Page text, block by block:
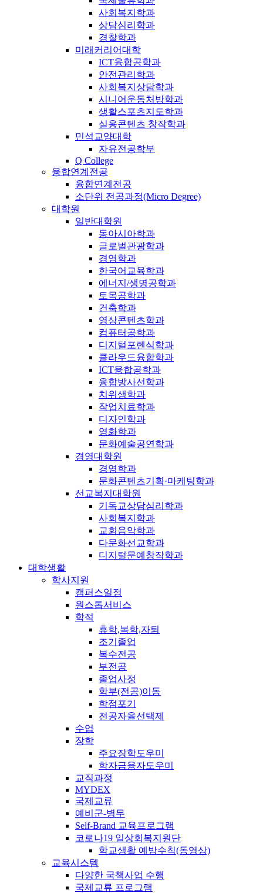
사회복지학과
상담심리학과
경찰학과
미래커리어대학
ICT융합공학과
안전관리학과
사회복지상담학과
시니어운동처방학과
생활스포츠지도학과
실용콘텐츠 창작학과
민석교양대학
자유전공학부
Q College
융합연계전공
융합연계전공
소단위 전공과정(Micro Degree)
대학원
일반대학원
동아시아학과
글로벌관광학과
경영학과
한국어교육학과
에너지/생명공학과
토목공학과
건축학과
영상콘텐츠학과
컴퓨터공학과
디지털포렌식학과
클라우드융합학과
ICT융합공학과
융합방사선학과
치위생학과
작업치료학과
디자인학과
영화학과
문화예술공연학과
경영대학원
경영학과
문화콘텐츠기획·마케팅학과
선교복지대학원
기독교상담심리학과
사회복지학과
교회음악학과
다문화선교학과
디지털문예창작학과
대학생활
학사지원
캠퍼스일정
원스톱서비스
학적
휴학,복학,자퇴
조기졸업
복수전공
부전공
졸업사정
학부(전공)이동
학점포기
전공자율선택제
수업
장학
주요장학도우미
학자금융자도우미
교직과정
MYDEX
국제교류
예비군-병무
Self-Brand 교육프로그램
코로나19 일상회복지원단
학교생활 예방수칙(동영상)
교육시스템
다양한 국책사업 수행
국제교류 프로그램